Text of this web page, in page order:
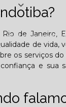
PE
Edição
de Janeiro,
de vida,
os serviços
e sua